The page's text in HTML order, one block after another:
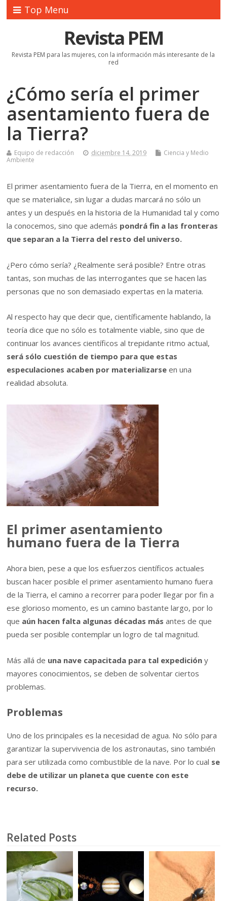
Top Menu
Revista PEM
Revista PEM para las mujeres, con la información más interesante de la
red
¿Cómo sería el primer
asentamiento fuera de
la Tierra?
Equipo de redacción diciembre 14, 2019
Ciencia y Medio
Ambiente
El primer asentamiento fuera de la Tierra, en el momento en
que se materialice, sin lugar a dudas marcará no sólo un
antes y un después en la historia de la Humanidad tal y como
la conocemos, sino que además pondrá fin a las fronteras
que separan a la Tierra del resto del universo.
¿Pero cómo sería? ¿Realmente será posible? Entre otras
tantas, son muchas de las interrogantes que se hacen las
personas que no son demasiado expertas en la materia.
Al respecto hay que decir que, científicamente hablando, la
teoría dice que no sólo es totalmente viable, sino que de
continuar los avances científicos al trepidante ritmo actual,
será sólo cuestión de tiempo para que estas
especulaciones acaben por materializarse en una
realidad absoluta.
El primer asentamiento
humano fuera de la Tierra
Ahora bien, pese a que los esfuerzos científicos actuales
buscan hacer posible el primer asentamiento humano fuera
de la Tierra, el camino a recorrer para poder llegar por fin a
ese glorioso momento, es un camino bastante largo, por lo
que aún hacen falta algunas décadas más antes de que
pueda ser posible contemplar un logro de tal magnitud.
Más allá de una nave capacitada para tal expedición y
mayores conocimientos, se deben de solventar ciertos
problemas.
Problemas
Uno de los principales es la necesidad de agua. No sólo para
garantizar la supervivencia de los astronautas, sino también
para ser utilizada como combustible de la nave. Por lo cual se
debe de utilizar un planeta que cuente con este
recurso.
Related Posts